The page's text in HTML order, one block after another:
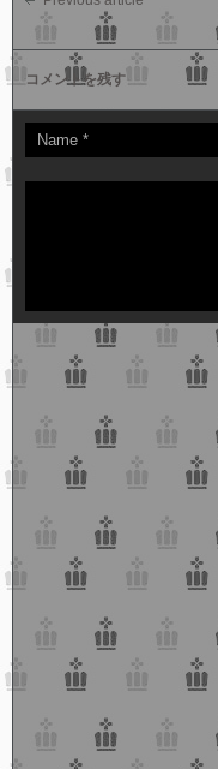
コメントを残す